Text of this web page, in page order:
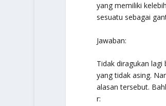
yang memiliki
sesuatu sebagai
Jawaban:
Tidak diragukan lagi
yang tidak asing.
alasan tersebut.
r: